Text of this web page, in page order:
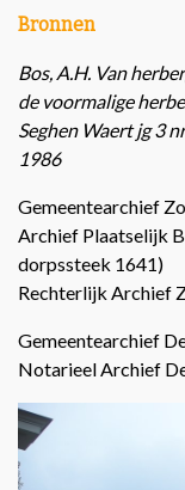
Bronnen
Bos, A.H. Van
de voormalige
Seghen Waert jg 3
1986
Gemeentearchief
Archief Plaatselijk
dorpssteek 1641)
Rechterlijk Archief
Gemeentearchief
Notarieel Archief